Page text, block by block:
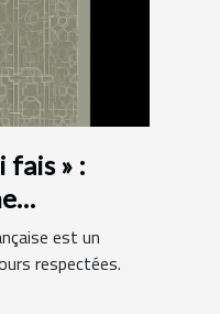
fais » :
est un
respectées.